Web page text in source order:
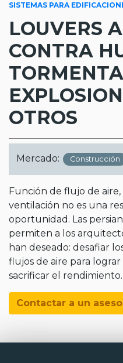
SISTEMAS PARA
LOUVERS
CONTRA
OTROS
Mercado: Construcción
Función de flujo de
ventilación no es una
oportunidad. Las
permiten a los
han deseado: desafiar
flujos de aire para lograr
sacrificar el rendimiento.
Contactar a un